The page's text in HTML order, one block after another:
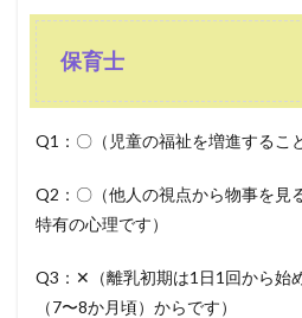
保育士
Q1：〇（児童の福祉を増進するこ
Q2：〇（他人の視点から物事を見
特有の心理です）
Q3：✕（離乳初期は1日1回から始
（7〜8か月頃）からです）